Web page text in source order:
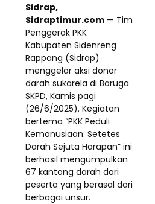
Sidrap,
Sidraptimur.com — Tim
Penggerak PKK
Kabupaten Sidenreng
Rappang (Sidrap)
menggelar aksi donor
darah sukarela di Baruga
SKPD, Kamis pagi
(26/6/2025). Kegiatan
bertema “PKK Peduli
Kemanusiaan: Setetes
Darah Sejuta Harapan” ini
berhasil mengumpulkan
67 kantong darah dari
peserta yang berasal dari
berbagai unsur.